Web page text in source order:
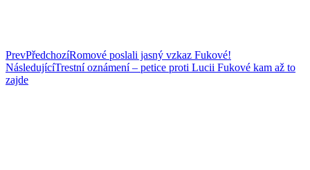
PrevPředchozíRomové poslali jasný vzkaz Fukové!
NásledujícíTrestní oznámení – petice proti Lucii Fukové kam až to
zajde